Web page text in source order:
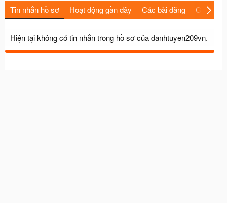
Tin nhắn hồ sơ Hoạt động gần đây Các bài đăng Giới thiệu
Hiện tại không có tin nhắn trong hồ sơ của danhtuyen209vn.